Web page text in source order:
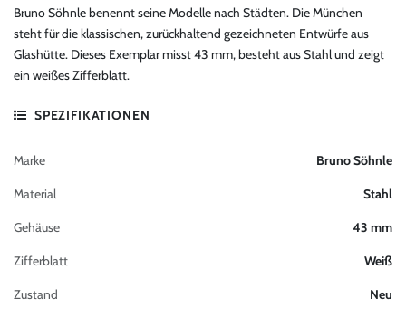
Bruno Söhnle benennt seine Modelle nach Städten. Die München
steht für die klassischen, zurückhaltend gezeichneten Entwürfe aus
Glashütte. Dieses Exemplar misst 43 mm, besteht aus Stahl und zeigt
ein weißes Zifferblatt.
SPEZIFIKATIONEN
Marke Bruno Söhnle
Material Stahl
Gehäuse 43 mm
Zifferblatt Weiß
Zustand Neu